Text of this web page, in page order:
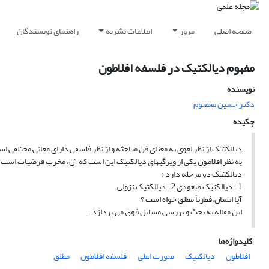
صفحه اصلی مرور اطلاعات نشریه راهنمای نویسندگان
مفهوم دیالکتیک در فلسفه افلاطون
نویسنده
دکتر حسین معصوم
چکیده
دیالکتیک از نظر لغوی به معنای فن مباحثه و از نظر فلسفی دارای معانی
به نظر افلاطون یکی از ویژگیهای دیالکتیک این است که آن، مخرب فرضیات
دیالکتیک دو مرحله دارد :
1- دیالکتیک صعودی 2- دیالکتیک نزولی
آیا انسان،فطرتاً مطلق خواه است ؟
این مقاله به بحث و بررسی مسایل فوق می پردازد .
کلیدواژه‌ها
افلاطون
دیالکتیک صورت اعلی فلسفه افلاطون مطلق